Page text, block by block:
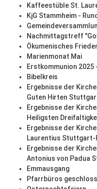
Kaffeestüble St.
KjG Stammheim -
Nachmittagstreff
Ökumenisches
Marienmonat Mai
Erstkommunion 2025
Bibelkreis
Ergebnisse der
Guten Hirten
Ergebnisse der
Heiligsten
Ergebnisse der
Laurentius Stuttgart-
Ergebnisse der
Antonius von Padua
Emmausgang
Pfarrbüros